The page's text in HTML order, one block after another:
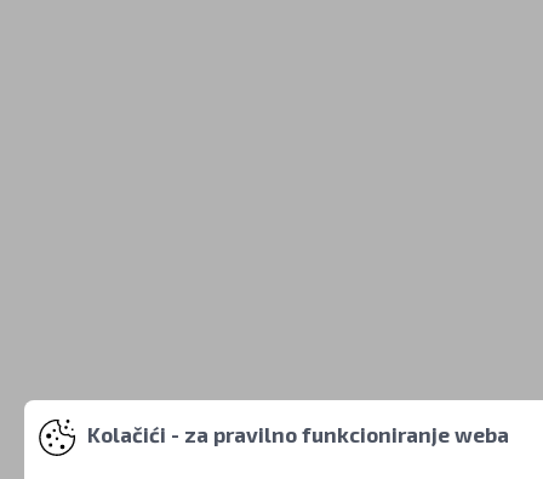
Kolačići - za pravilno funkcioniranje weba